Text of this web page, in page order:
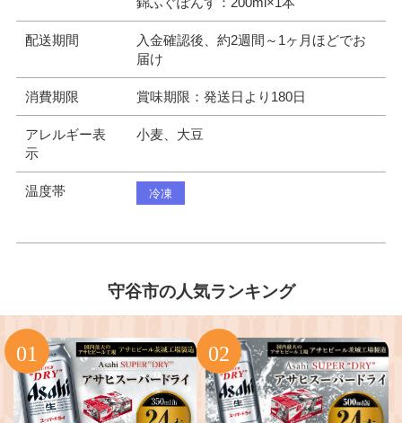
配送期間
入金確認後、約2週間～1ヶ月ほどでお
届け
消費期限 賞味期限：発送日より180日
アレルギー表
示
小麦、大豆
温度帯 冷凍
守谷市の人気ランキング